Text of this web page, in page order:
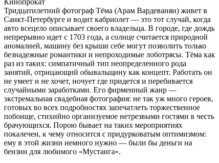
Тридцатилетний фотограф Тёма (Арам Вардеванян) живет в
Санкт-Петербурге и водит кабриолет — это тот случай, когда
авто всецело описывает своего владельца. В городе, где дождь
непрерывно идет с 1703 года, а солнце считается природной
аномалией, машину без крыши себе могут позволить только
безнадежные романтики и непроходимые лоботрясы. Тёма как
раз из таких: симпатичный тип неопределенного рода
занятий, отрицающий обывальщину как концепт. Работать он
не умеет и не хочет, ночует где придется и перебивается
случайными заработками. Его фирменный жанр —
экстремальная свадебная фотография: не так уж много героев,
готовых во всех подробностях запечатлеть торжественное
побоище, стихийно организуемое нетрезвыми гостями в честь
брачующихся. Порою бывает на таких мероприятиях
покалечен, к чему относится с придурковатым оптимизмом:
ему в этой жизни немного нужно — были бы деньги на
бензин для любимого «Мустанга».